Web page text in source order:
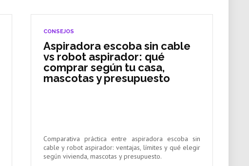
CONSEJOS
Aspiradora escoba sin cable
vs robot aspirador: qué
comprar según tu casa,
mascotas y presupuesto
Comparativa práctica entre aspiradora escoba sin
cable y robot aspirador: ventajas, límites y qué elegir
según vivienda, mascotas y presupuesto.